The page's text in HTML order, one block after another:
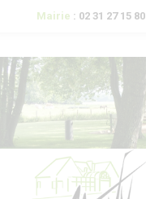
Mairie : 02 31 27 15 80